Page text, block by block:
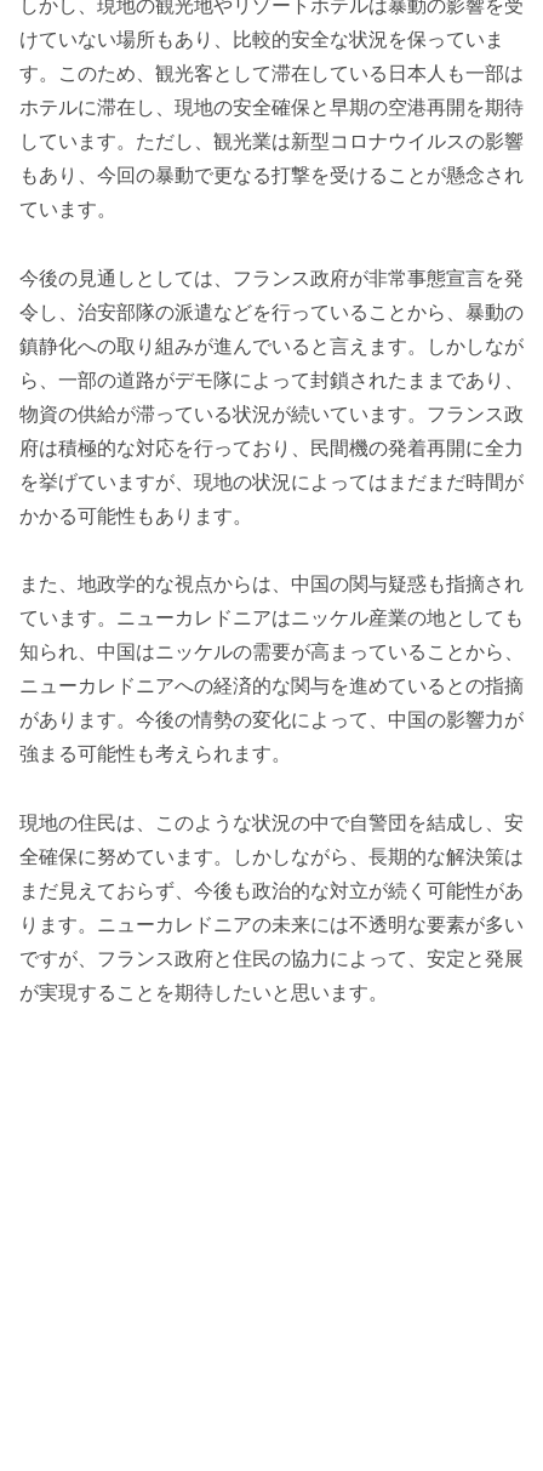
しかし、現地の観光地やリゾートホテルは暴動の影響を受
けていない場所もあり、比較的安全な状況を保っていま
す。このため、観光客として滞在している日本人も一部は
ホテルに滞在し、現地の安全確保と早期の空港再開を期待
しています。ただし、観光業は新型コロナウイルスの影響
もあり、今回の暴動で更なる打撃を受けることが懸念され
ています。
今後の見通しとしては、フランス政府が非常事態宣言を発
令し、治安部隊の派遣などを行っていることから、暴動の
鎮静化への取り組みが進んでいると言えます。しかしなが
ら、一部の道路がデモ隊によって封鎖されたままであり、
物資の供給が滞っている状況が続いています。フランス政
府は積極的な対応を行っており、民間機の発着再開に全力
を挙げていますが、現地の状況によってはまだまだ時間が
かかる可能性もあります。
また、地政学的な視点からは、中国の関与疑惑も指摘され
ています。ニューカレドニアはニッケル産業の地としても
知られ、中国はニッケルの需要が高まっていることから、
ニューカレドニアへの経済的な関与を進めているとの指摘
があります。今後の情勢の変化によって、中国の影響力が
強まる可能性も考えられます。
現地の住民は、このような状況の中で自警団を結成し、安
全確保に努めています。しかしながら、長期的な解決策は
まだ見えておらず、今後も政治的な対立が続く可能性があ
ります。ニューカレドニアの未来には不透明な要素が多い
ですが、フランス政府と住民の協力によって、安定と発展
が実現することを期待したいと思います。